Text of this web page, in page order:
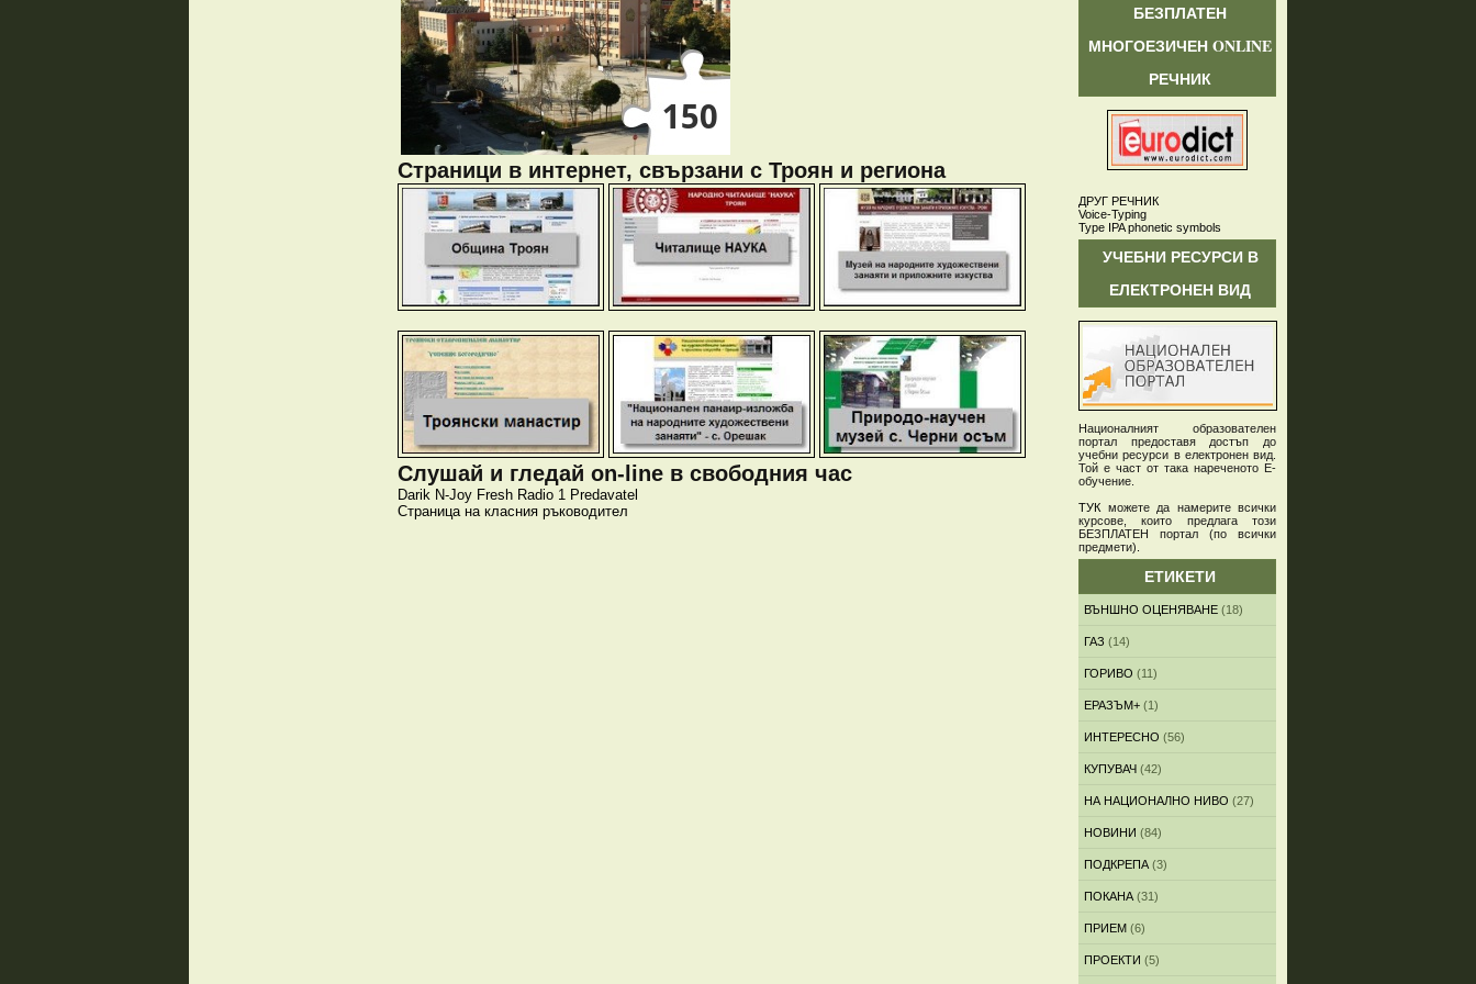
Страници в интернет, свързани с Троян и региона
Слушай и гледай on-line в свободния час
Darik N-Joy Fresh Radio 1 Predavatel
Страница на класния ръководител
БЕЗПЛАТЕН
МНОГОЕЗИЧЕН ONLINE
РЕЧНИК
ДРУГ РЕЧНИК
Voice-Typing
Type IPA phonetic symbols
УЧЕБНИ РЕСУРСИ В
ЕЛЕКТРОНЕН ВИД
Националният образователен
портал предоставя достъп до
учебни ресурси в електронен вид.
Той е част от така нареченото Е-
обучение.
ТУКможете да намерите всички
курсове, които предлага този
БЕЗПЛАТЕН портал (по всички
предмети).
ЕТИКЕТИ
ВЪНШНО ОЦЕНЯВАНЕ (18)
ГАЗ (14)
ГОРИВО (11)
ЕРАЗЪМ+ (1)
ИНТЕРЕСНО (56)
КУПУВАЧ (42)
НА НАЦИОНАЛНО НИВО (27)
НОВИНИ (84)
ПОДКРЕПА (3)
ПОКАНА (31)
ПРИЕМ (6)
ПРОЕКТИ (5)